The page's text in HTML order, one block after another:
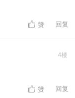
赞 回复
4楼
赞 回复